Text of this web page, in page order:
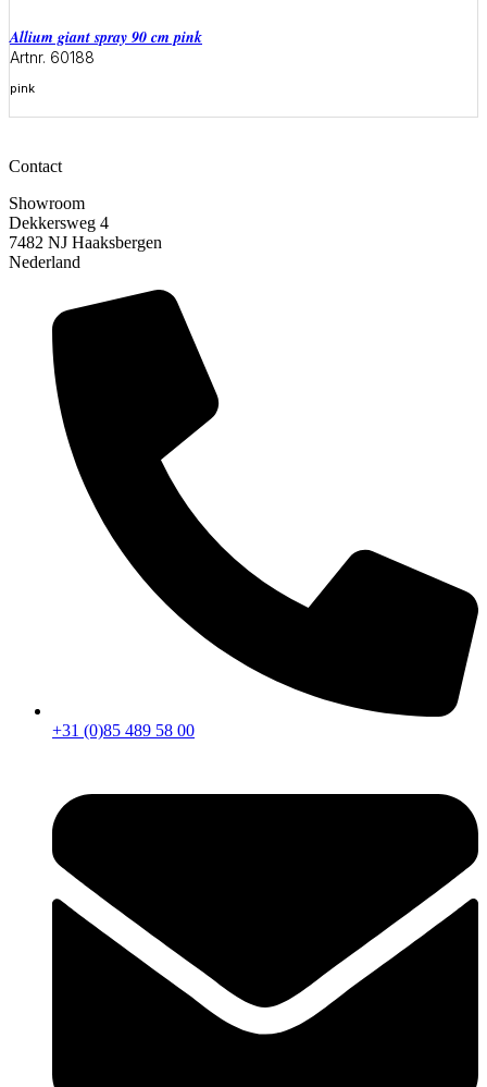
allium giant spray 90 cm pink
Artnr. 60188
pink
Meer informatie
Contact
Showroom
Dekkersweg 4
7482 NJ Haaksbergen
Nederland
+31 (0)85 489 58 00